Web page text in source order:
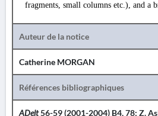
fragments, small columns etc.), and a
Auteur de la notice
Catherine MORGAN
Références bibliographiques
ADelt56-59 (2001-2004) B4, 78; Z.